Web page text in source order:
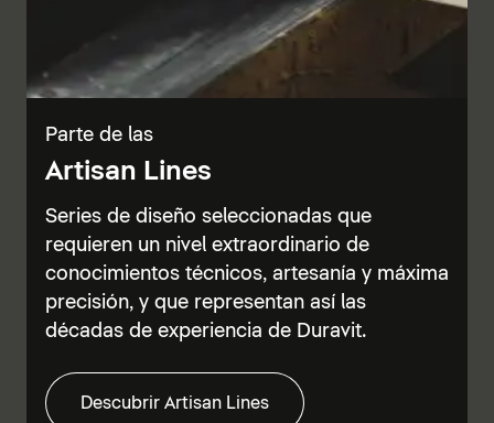
Parte de las
Artisan Lines
Series de diseño seleccionadas que
requieren un nivel extraordinario de
conocimientos técnicos, artesanía y máxima
precisión, y que representan así las
décadas de experiencia de Duravit.
Descubrir Artisan Lines